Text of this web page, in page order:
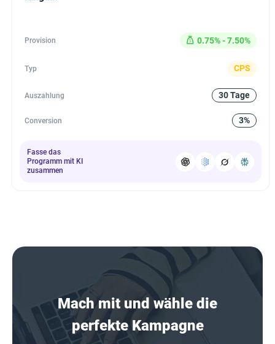
Provision 0.75% - 7.50%
Typ CPS
Auszahlung 30 Tage
Conversion 3%
Fasse das
Programm mit KI
zusammen
Mach mit und wähle die
perfekte Kampagne